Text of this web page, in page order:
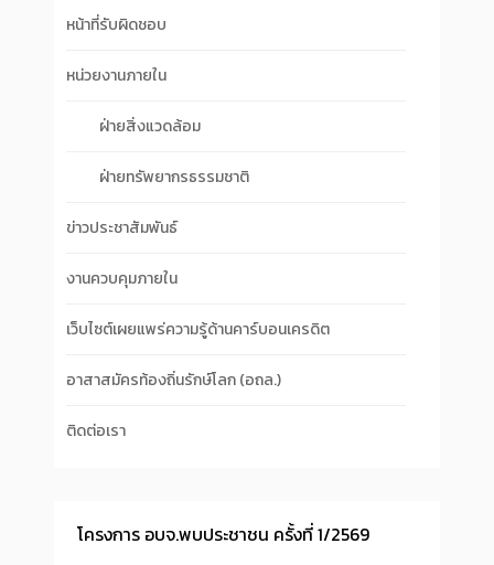
หน้าที่รับผิดชอบ
หน่วยงานภายใน
ฝ่ายสิ่งแวดล้อม
ฝ่ายทรัพยากรธรรมชาติ
ข่าวประชาสัมพันธ์
งานควบคุมภายใน
เว็บไซต์เผยแพร่ความรู้ด้านคาร์บอนเครดิต
อาสาสมัครท้องถิ่นรักษ์โลก (อถล.)
ติดต่อเรา
โครงการ อบจ.พบประชาชน ครั้งที่ 1/2569